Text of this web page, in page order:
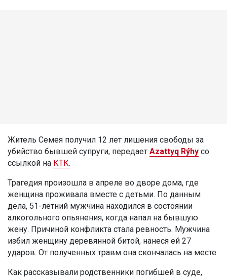
Житель Семея получил 12 лет лишения свободы за
убийство бывшей супруги, передает Azattyq Rýhy со
ссылкой на КТК.
Трагедия произошла в апреле во дворе дома, где
женщина проживала вместе с детьми. По данным
дела, 51-летний мужчина находился в состоянии
алкогольного опьянения, когда напал на бывшую
жену. Причиной конфликта стала ревность. Мужчина
избил женщину деревянной битой, нанеся ей 27
ударов. От полученных травм она скончалась на месте.
Как рассказывали родственники погибшей в суде,